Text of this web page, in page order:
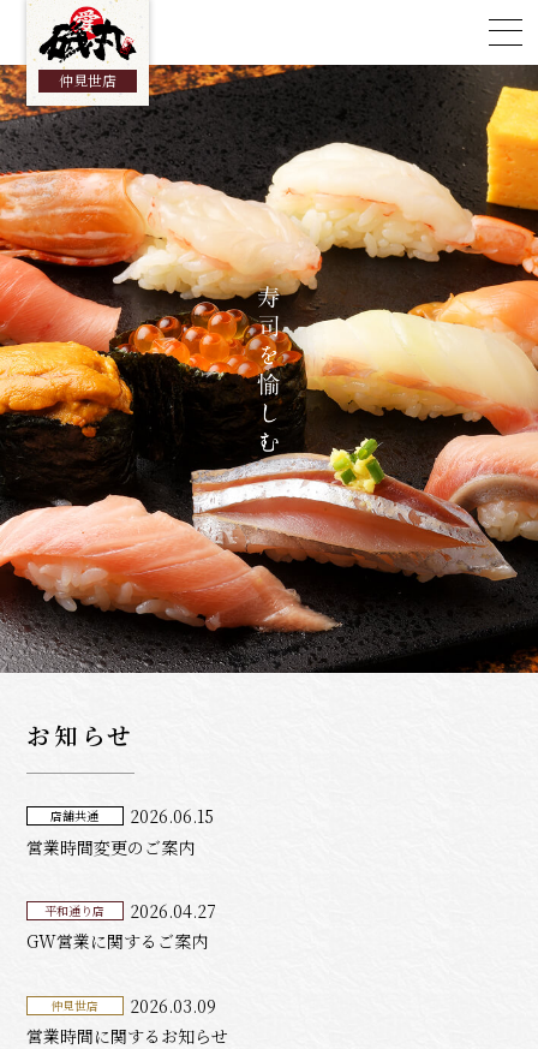
仲見世店
総合TOP
お知らせ
店舗共通
2026.06.15
営業時間変更のご案内
平和通り店
2026.04.27
GW営業に関するご案内
仲見世店
2026.03.09
営業時間に関するお知らせ